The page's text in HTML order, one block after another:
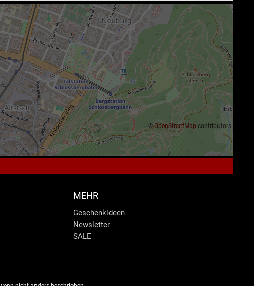
©OpenStreetMap contributors
MEHR
Geschenkideen
Newsletter
SALE